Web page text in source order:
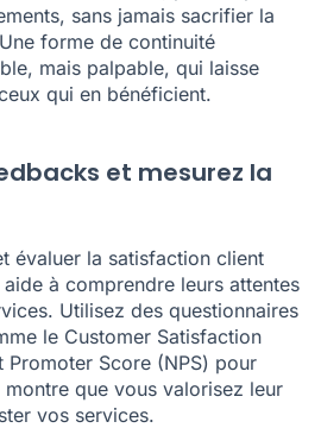
sans jamais sacrifier la
forme de continuité
mais palpable, qui laisse
qui en bénéficient.
et mesurez la
évaluer la satisfaction client
à comprendre leurs attentes
Utilisez des questionnaires
le Customer Satisfaction
Promoter Score (NPS) pour
que vous valorisez leur
vos services.